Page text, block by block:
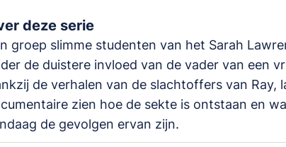
deze serie
groep slimme studenten van het Sarah
de duistere invloed van de vader van een
de verhalen van de slachtoffers van Ray,
zien hoe de sekte is ontstaan en
de gevolgen ervan zijn.